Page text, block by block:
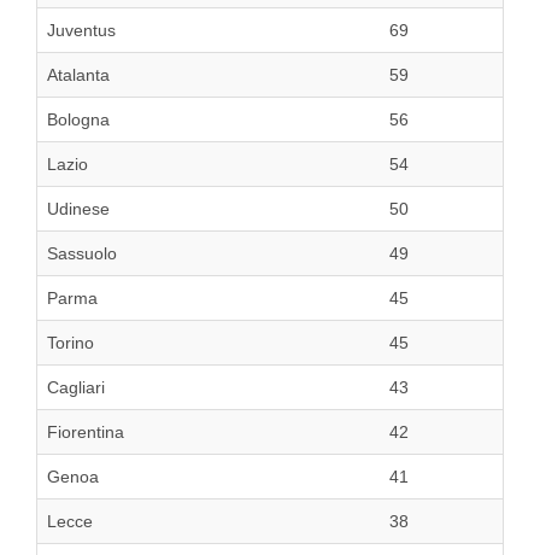
Juventus 69
Atalanta 59
Bologna 56
Lazio 54
Udinese 50
Sassuolo 49
Parma 45
Torino 45
Cagliari 43
Fiorentina 42
Genoa 41
Lecce 38